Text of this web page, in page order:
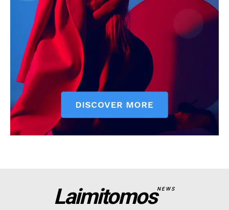
LaimitomosNEWS